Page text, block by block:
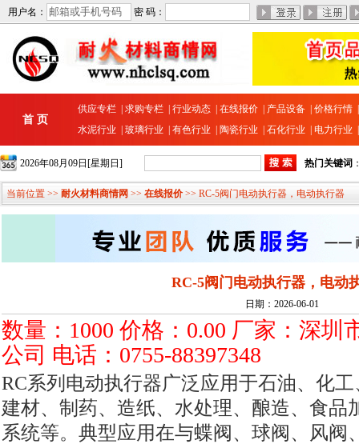
用户名： 密 码：
首 页
供应专栏 求购专栏 行业动态 在线报价 产品设备 价格行情
水泥行业
玻璃行业 有色行业 陶瓷行业 石化行业 电力行业
2026年08月09日[星期日] 热门关键词
当前位置 >> 耐火材料商情网 >> 在线报价>> RC-5阀门电动执行器，电动执行器
RC-5阀门电动执行器，电动
日期：2026-06-01
数量：1000 价格：0.00 厂家：深圳
公司 电话：0755-88397348
RC系列电动执行器广泛应用于石油、化
建材、制药、造纸、水处理、酿造、食品
系统等。典型应用在与蝶阀、球阀、风阀